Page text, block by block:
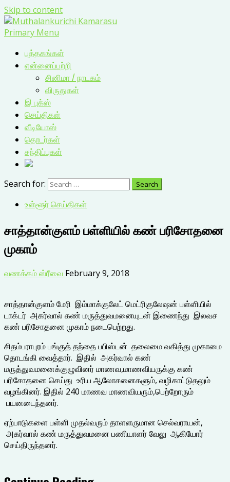
Skip to content
Primary Menu
புத்தகங்கள்
என்னைப்பற்றி
சினிமா / நாடகம்
விருதுகள்
இ புக்ஸ்
செய்திகள்
வீடியோஸ்
தொடர்கள்
சந்திப்புகள்
Search for:
உள்ளூர் செய்திகள்
சாத்தான்குளம் பள்ளியில் கண் பரிசோதனை
முகாம்
வணக்கம் ஸ்ரீவை February 9, 2018
சாத்தான்குளம் மேரி இம்மாக்குலேட் மெட்ரிகுலேஷன் பள்ளியில்
டாக்டர் அகர்வால் கண் மருத்துவமனையுடன் இணைந்து இலவச
கண் பரிசோதனை முகாம் நடைபெற்றது.
சிதம்பராபுரம் பங்குத் தந்தை பபிஸ்டன் தலைமை வகித்து முகாமை
தொடங்கி வைத்தார். இதில் அகர்வால் கண்
மருத்துவமனைக்குழுவினர் மாணவ,மாணவியருக்கு கண்
பரிசோதனை செய்து உரிய ஆலோசனைகளும், வழிகாட்டுதலும்
வழங்கினர். இதில் 240 மாணவ மாணவியரும்,பெற்றோரும்
பயனடைந்தனர்.
ஏற்பாடுகளை பள்ளி முதல்வரும் தாளளருமான செல்வராயன்,
அகர்வால் கண் மருத்துவமனை பணியாளர் வேலு ஆகியோர்
செய்திருந்தனர்.